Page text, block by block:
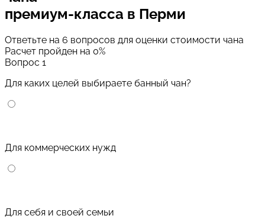
премиум-класса в Перми
Ответьте на 6 вопросов для оценки стоимости чана
Расчет пройден на 0%
Вопрос 1
Для каких целей выбираете банный чан?
Для коммерческих нужд
Для себя и своей семьи